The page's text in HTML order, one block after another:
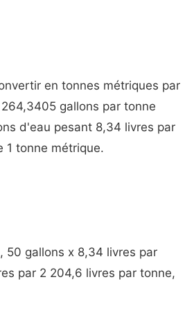
en tonnes métriques par
gallons par tonne
d'eau pesant 8,34 livres par
1 tonne métrique.
50 gallons x 8,34 livres par
par 2 204,6 livres par tonne,